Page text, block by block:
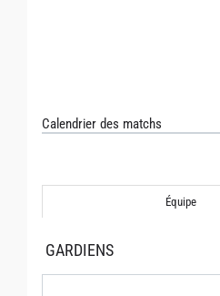
Calendrier des matchs
Équipe
GARDIENS